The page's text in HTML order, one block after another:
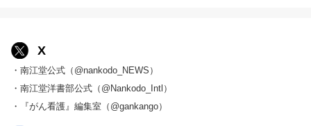
X
・南江堂公式（@nankodo_NEWS）
・南江堂洋書部公式（@Nankodo_Intl）
・『がん看護』編集室（@gankango）